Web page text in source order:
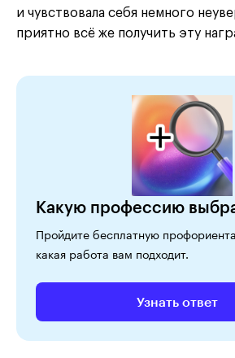
и чувствовала себя немного
приятно всё же получить эту
Какую профессию
Пройдите бесплатную
какая работа вам подходит.
Узнать ответ